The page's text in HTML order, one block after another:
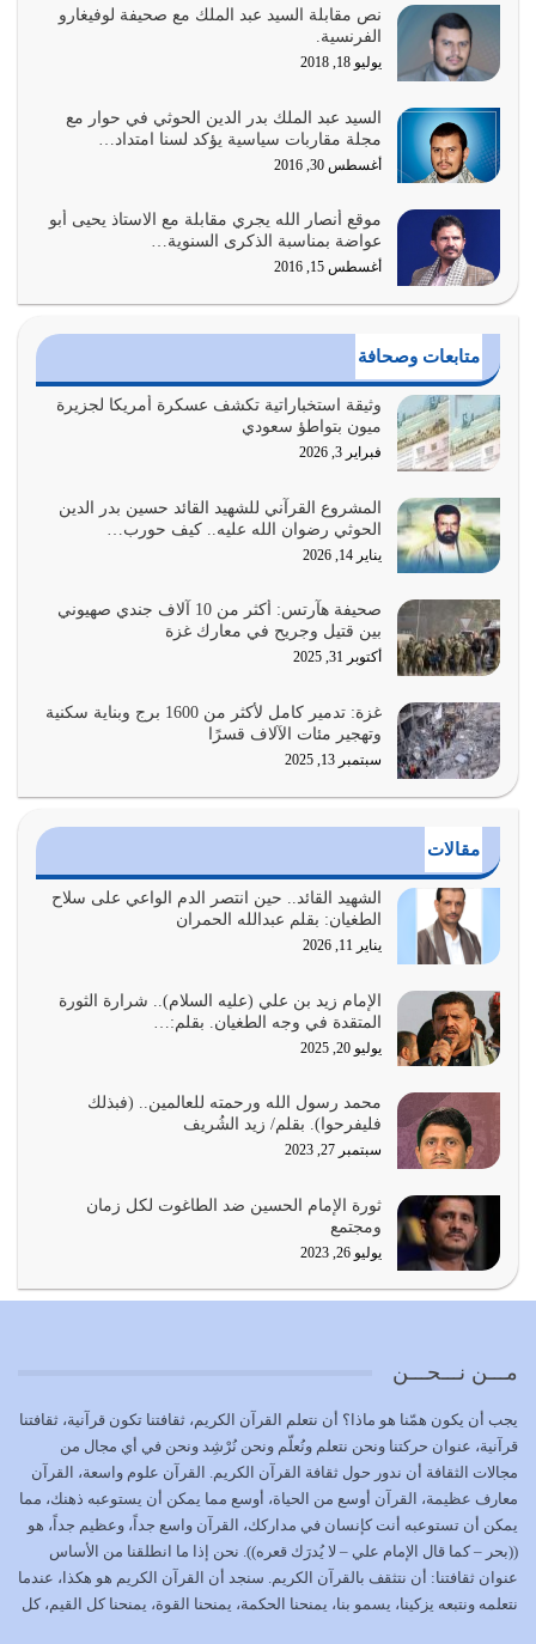
أبرز أسباب الشقاء هو الإعراض عن ذكر الله وعن هدى الله
المتمثل في القرآن الكريم
يوليو 31, 2026
أولياء الشيطان كلما كانوا أكثر ولاءً وطاعة للشيطان كلما كانوا
أكثر ضعفاً
يوليو 30, 2026
وعد الله تعالى من يُقتل في سبيله بالحياة الأبدية والرزق
والاستبشار والنجاة والخلود في…
يوليو 29, 2026
القرآن الكريم هو أهم مصدر لمعرفة رسول الله معرفة سيرته
معرفة شخصيته معرفة عظمته
يوليو 28, 2026
هل نحن من الصالحين؟ قيِّم نفسك هنا اترك القرآن على أصله
وأعرض نفسك، وأعرض ما لديك على…
يوليو 27, 2026
عندما يكون عدوك هو عدو الله معناه أن تكون نقاط الضعف
فيه كثيرة وسينصرك الله عليه إذا…
يوليو 26, 2026
أراد الله لهذه الأمة ان تكون خير امة أخرجت للناس بالنهوض
بالأمر بالمعروف والنهي عن…
يوليو 25, 2026
الدين الذي شرعه الله لا يجوز أن يخضع لآرائنا وأهوائنا
أي أمة تتفرق في الدين وتتفرق في كيانها معناه أنها أصبحت
أمة عاجزة عن النهوض…
يوليو 23, 2026
بحبل الله جميعاً وليس كل…
يوليو 22, 2026
يشاء ويذل من يشاء
يوليو 21, 2026
كل زمان…
يوليو 19, 2026
الوظيفة عبارة عن مسؤولية يجب النهوض بها كما ينبغي لكي
وَالْمُنْفِقِينَ…
يوليو 17, 2026
الاعتصام بحبل الله أمر إلهي للمؤمنين وهو بمثابة سبب بينهم
وبين الله يترتب عليه النصر…
يوليو 16, 2026
إما أن نحاول أن نكون من أولياء الله فيتم على أيدينا ضرب
نص مقابلة السيد عبد الملك مع صحيفة لوفيغارو
الفرنسية.
يوليو 18, 2018
السيد عبد الملك بدر الدين الحوثي في حوار مع
مجلة مقاربات سياسية يؤكد لسنا امتداد…
أغسطس 30, 2016
موقع أنصار الله يجري مقابلة مع الاستاذ يحيى أبو
عواضة بمناسبة الذكرى السنوية…
أغسطس 15, 2016
متابعات وصحافة
وثيقة استخباراتية تكشف عسكرة أمريكا لجزيرة
ميون بتواطؤ سعودي
فبراير 3, 2026
المشروع القرآني للشهيد القائد حسين بدر الدين
الحوثي رضوان الله عليه.. كيف حورب…
يناير 14, 2026
صحيفة هآرتس: أكثر من 10 آلاف جندي صهيوني
بين قتيل وجريح في معارك غزة
أكتوبر 31, 2025
غزة: تدمير كامل لأكثر من 1600 برج وبناية سكنية
وتهجير مئات الآلاف قسرًا
سبتمبر 13, 2025
مقالات
الشهيد القائد.. حين انتصر الدم الواعي على سلاح
الطغيان: بقلم عبدالله الحمران
يناير 11, 2026
الإمام زيد بن علي (عليه السلام).. شرارة الثورة
المتقدة في وجه الطغيان. بقلم:…
يوليو 20, 2025
محمد رسول الله ورحمته للعالمين.. (فبذلك
فليفرحوا). بقلم/ زيد الشُريف
سبتمبر 27, 2023
ثورة الإمام الحسين ضد الطاغوت لكل زمان
ومجتمع
يوليو 26, 2023
مـــن نـــحـــن
يجب أن يكون همّنا هو ماذا؟ أن نتعلم القرآن الكريم، ثقافتنا تكون قرآنية، ثقافتنا
قرآنية، عنوان حركتنا ونحن نتعلم ونُعلّم ونحن نُرْشِد ونحن في أي مجال من
مجالات الثقافة أن ندور حول ثقافة القرآن الكريم. القرآن علوم واسعة، القرآن
معارف عظيمة، القرآن أوسع من الحياة، أوسع مما يمكن أن يستوعبه ذهنك، مما
يمكن أن تستوعبه أنت كإنسان في مداركك، القرآن واسع جداً، وعظيم جداً، هو
((بحر – كما قال الإمام علي – لا يُدرَك قعره)). نحن إذا ما انطلقنا من الأساس
عنوان ثقافتنا: أن نتثقف بالقرآن الكريم. سنجد أن القرآن الكريم هو هكذا، عندما
نتعلمه ونتبعه يزكينا، يسمو بنا، يمنحنا الحكمة، يمنحنا القوة، يمنحنا كل القيم، كل